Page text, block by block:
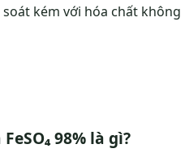
kém với hóa chất không
98% là gì?